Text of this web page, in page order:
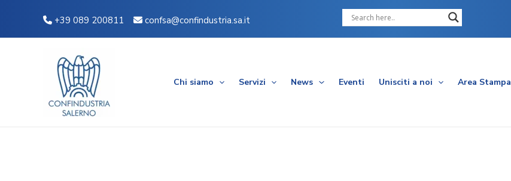
contenuto
+39 089 200811 confsa@confindustria.sa.it
Chi siamo Servizi News Eventi Unisciti a noi Area Stampa
articoli